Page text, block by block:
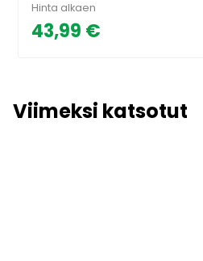
Hinta alkaen
43,99 €
Viimeksi katsotut